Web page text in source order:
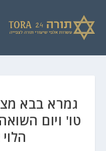
גמרא בבא
טו' ויום